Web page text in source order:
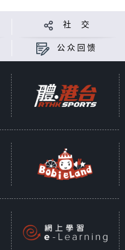
社 交
公众回馈